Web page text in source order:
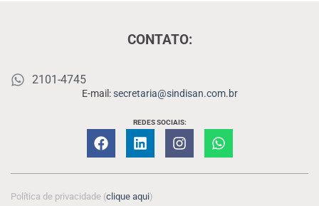
CONTATO:
2101-4745
E-mail:secretaria@sindisan.com.br
REDES SOCIAIS:
Política de privacidade (clique aqui)